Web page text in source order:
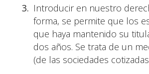
Introducir en nuestro
forma, se permite que los
que haya mantenido su
dos años. Se trata de un
(de las sociedades